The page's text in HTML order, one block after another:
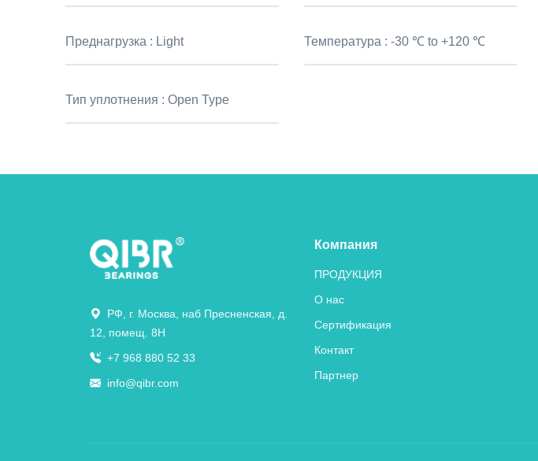
Преднагрузка : Light Температура : -30 ℃ to +120 ℃
Тип уплотнения :Open Type
РФ, г. Москва, наб Пресненская, д.
12, помещ. 8Н
+7 968 880 52 33
info@qibr.com
Компания
ПРОДУКЦИЯ
О нас
Сертификация
Контакт
Партнер